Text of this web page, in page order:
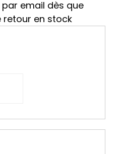
email dès que
retour en stock